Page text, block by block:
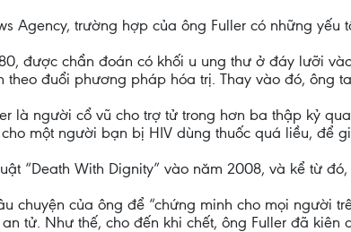
Agency, trường hợp của ông Fuller có những yếu
được chẩn đoán có khối u ung thư ở đáy lưỡi
đuổi phương pháp hóa trị. Thay vào đó, ông
là người cổ vũ cho trợ tử trong hơn ba thập kỷ
một người bạn bị HIV dùng thuốc quá liều, để
“Death With Dignity” vào năm 2008, và kể từ
chuyện của ông để “chứng minh cho mọi người
tử. Như thế, cho đến khi chết, ông Fuller đã